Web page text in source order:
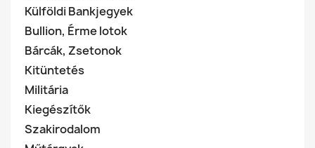
Külföldi Bankjegyek
Bullion, Érme lotok
Bárcák, Zsetonok
Kitüntetés
Militária
Kiegészítők
Szakirodalom